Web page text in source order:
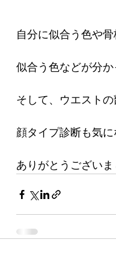
自分に似合う色や
似合う色などが分
そして、ウエスト
顔タイプ診断も気
ありがとうござい